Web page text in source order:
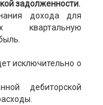
задолженности.
дохода для
квартальную
исключительно о
дебиторской